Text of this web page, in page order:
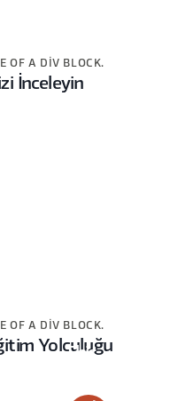
OF A DIV BLOCK.
İnceleyin
OF A DIV BLOCK.
Yolculuğu
This